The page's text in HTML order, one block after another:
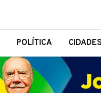
POLÍTICA CIDADES